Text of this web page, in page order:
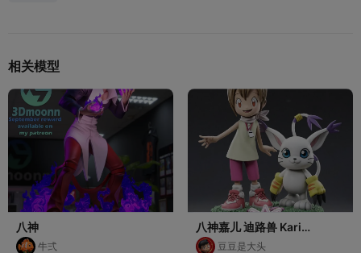
相关模型
八神
牛弍
八神嘉儿 迪路兽 Kari
Tailmon 数码宝贝
豆豆是大头